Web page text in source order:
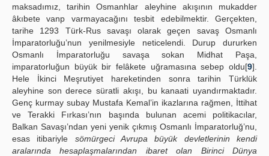
maksadımız, tarihin Osmanhlar aleyhine akışının mukadder
âkıbete vanp varmayacağını tesbit edebilmektir. Gerçekten,
tarihe 1293 Türk-Rus savaşı olarak geçen savaş Osmanlı
İmparatorluğu’nun yenilmesiyle neticelendi. Durup dururken
Osmanlı İmparatorluğu savaşa sokan Midhat Paşa,
imparatorluğun büyük bir felâkete uğramasına sebep oldu[9].
Hele İkinci Meşrutiyet hareketinden sonra tarihin Türklük
aleyhine son derece süratli akışı, bu kanaati uyandırmaktadır.
Genç kurmay subay Mustafa Kemal’in ikazlarına rağmen, İttihat
ve Terakki Fırkası’nın başında bulunan acemi politikacılar,
Balkan Savaşı’ndan yeni yenik çıkmış Osmanlı İmparatorluğ’nu,
esas itibariyle sömürgeci Avrupa büyük devletlerinin kendi
aralarında hesaplaşmalarından ibaret olan Birinci Dünya